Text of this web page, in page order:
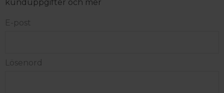
kunduppgifter och mer
E-post
Lösenord